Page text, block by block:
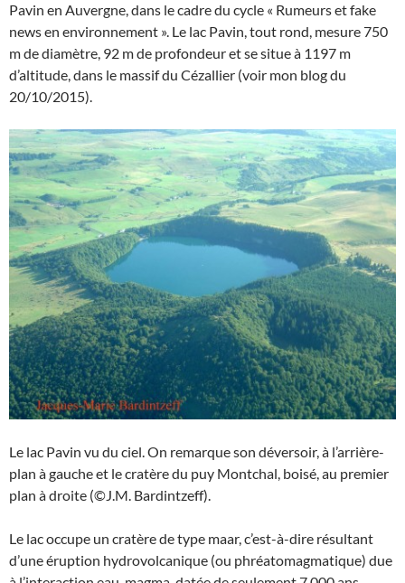
Pavin en Auvergne, dans le cadre du cycle « Rumeurs et fake
news en environnement ». Le lac Pavin, tout rond, mesure 750
m de diamètre, 92 m de profondeur et se situe à 1197 m
d’altitude, dans le massif du Cézallier (voir mon blog du
20/10/2015).
Le lac Pavin vu du ciel. On remarque son déversoir, à l’arrière-
plan à gauche et le cratère du puy Montchal, boisé, au premier
plan à droite (©J.M. Bardintzeff).
Le lac occupe un cratère de type maar, c’est-à-dire résultant
d’une éruption hydrovolcanique (ou phréatomagmatique) due